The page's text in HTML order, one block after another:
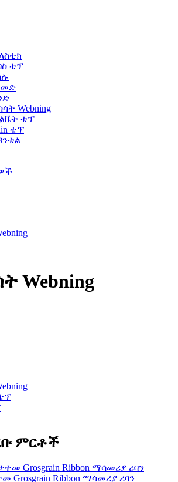
ቴፕ
Webning
ቴፕ
ቴፕ
Webning
ምርቶች
Grosgrain Ribbon ማሳመሪያ ሪባን